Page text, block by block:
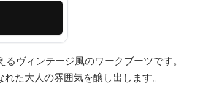
ヴィンテージ風のワークブーツです。
た大人の雰囲気を醸し出します。